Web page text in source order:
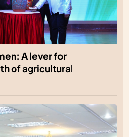
A lever for
of agricultural